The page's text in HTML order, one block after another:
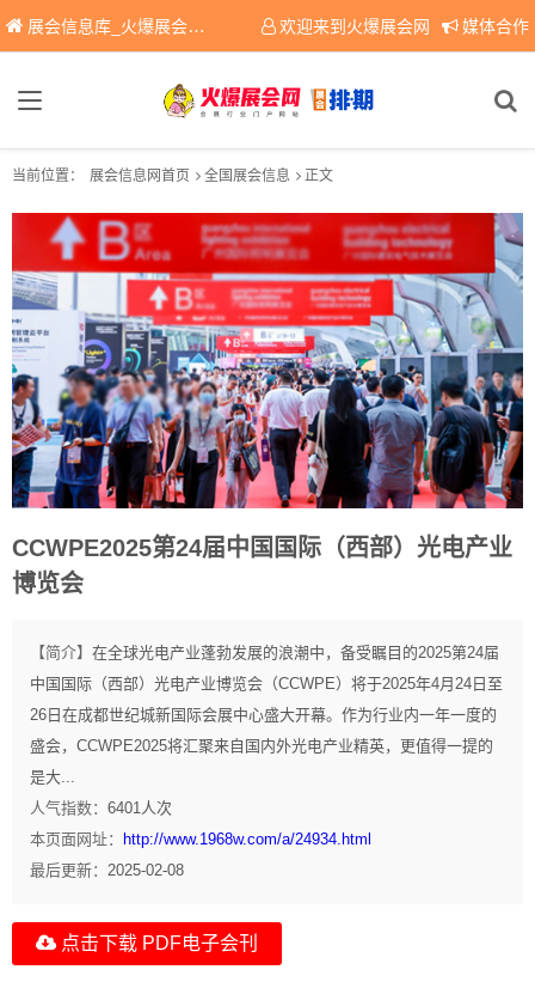
展会信息库_火爆展会网免费展会信息查询平台，提供专业会展服务！ 欢迎来到火爆展会网 媒体合作
当前位置： 展会信息网首页 全国展会信息 正文
CCWPE2025第24届中国国际（西部）光电产业
博览会
【简介】 在全球光电产业蓬勃发展的浪潮中，备受瞩目的2025第24届
中国国际（西部）光电产业博览会（CCWPE）将于2025年4月24日至
26日在成都世纪城新国际会展中心盛大开幕。作为行业内一年一度的
盛会，CCWPE2025将汇聚来自国内外光电产业精英，更值得一提的
是大...
人气指数： 6401 人次
本页面网址：
http://www.1968w.com/a/24934.html
最后更新： 2025-02-08
点击下载 PDF电子会刊